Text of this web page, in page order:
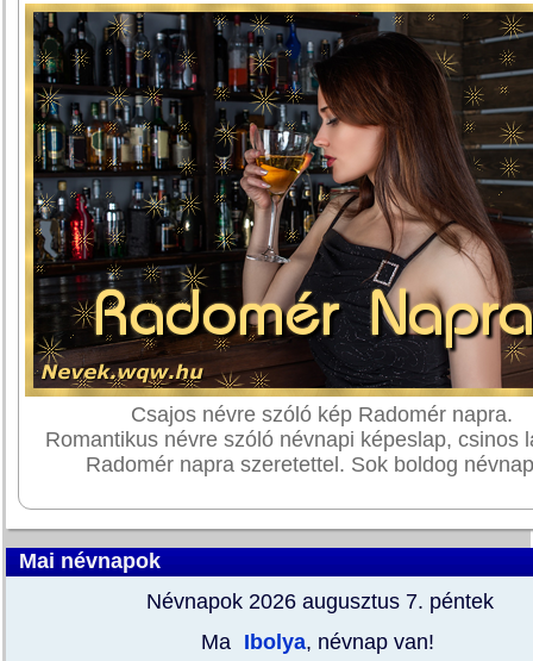
Csajos névre szóló kép Radomér napra.
Romantikus névre szóló névnapi képeslap, csinos
Radomér napra szeretettel. Sok boldog
Mai névnapok
Névnapok 2026 augusztus 7. péntek
Ma Ibolya, névnap van!